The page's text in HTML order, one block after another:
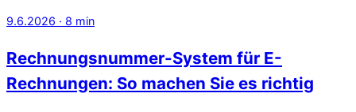
9.6.2026 · 8 min
Rechnungsnummer-System für E-
Rechnungen: So machen Sie es richtig